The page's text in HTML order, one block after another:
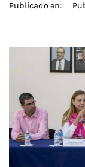
Publicado en: